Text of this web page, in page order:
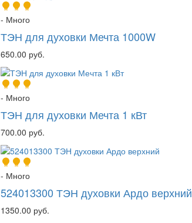
- Много
ТЭН для духовки Мечта 1000W
650.00 руб.
- Много
ТЭН для духовки Мечта 1 кВт
700.00 руб.
- Много
524013300 ТЭН духовки Ардо верхний
1350.00 руб.